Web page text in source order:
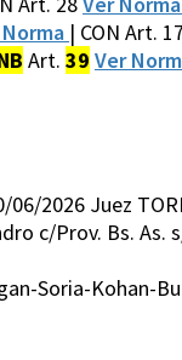
| CON Art.
Art. 39 Ver
06/2026 Juez
c/Prov. Bs.
Soria-Kohan-